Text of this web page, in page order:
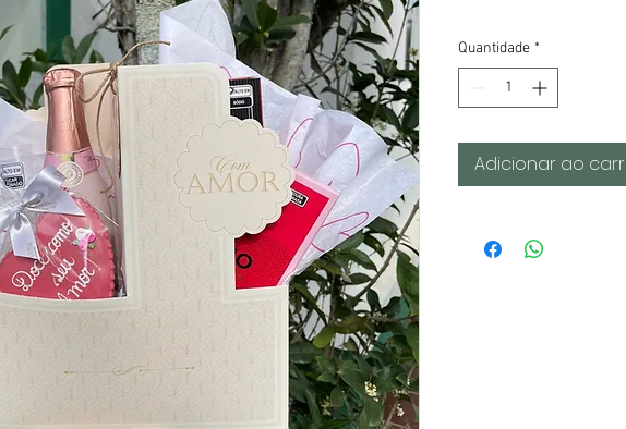
Quantidade *
Adicionar ao